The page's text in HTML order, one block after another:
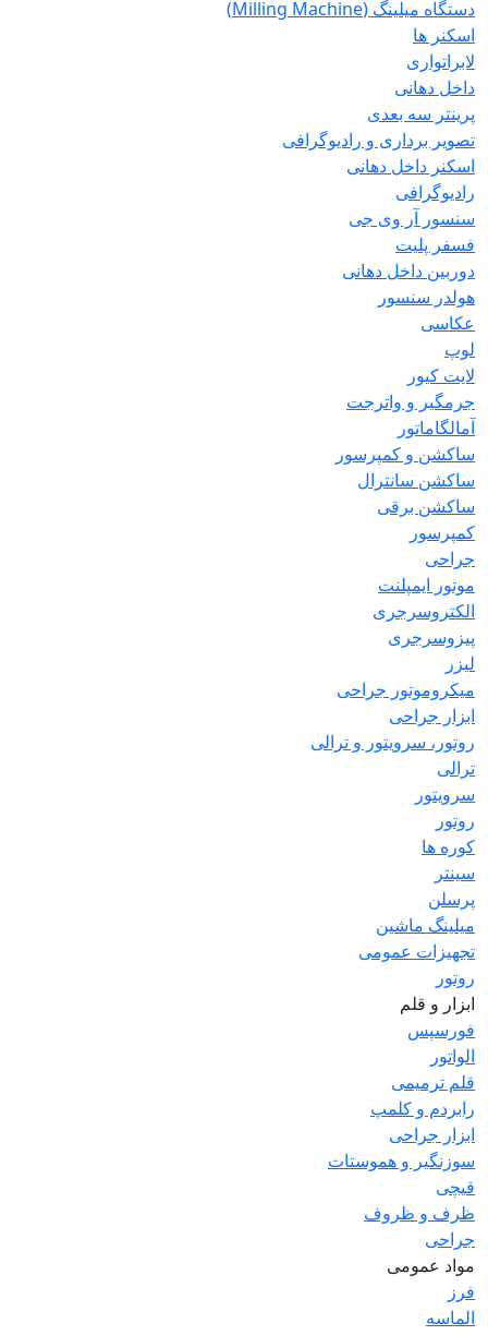
دستگاه میلینگ (Milling Machine)
اسکنر ها
لابراتواری
داخل دهانی
پرینتر سه بعدی
تصویر برداری و رادیوگرافی
اسکنر داخل دهانی
رادیوگرافی
سنسور آر وی جی
فسفر پلیت
دوربین داخل دهانی
هولدر سنسور
عکاسی
لوپ
لایت کیور
جرمگیر و واترجت
آمالگاماتور
ساکشن و کمپرسور
ساکشن سانترال
ساکشن برقی
کمپرسور
جراحی
موتور ایمپلنت
الکتروسرجری
پیزوسرجری
لیزر
میکروموتور جراحی
ابزار جراحی
روتور، سرویتور و ترالی
ترالی
سرویتور
روتور
کوره ها
سینتر
پرسلن
میلینگ ماشین
تجهیزات عمومی
روتور
ابزار و قلم
فورسپس
الواتور
قلم ترمیمی
رابردم و کلمپ
ابزار جراحی
سوزنگیر و هموستات
قیچی
ظرف و ظروف
جراحی
مواد عمومی
فرز
الماسه